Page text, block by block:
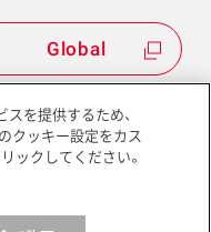
Global
ポリシー
を提供するため、
クッキー設定をカス
ックしてください。